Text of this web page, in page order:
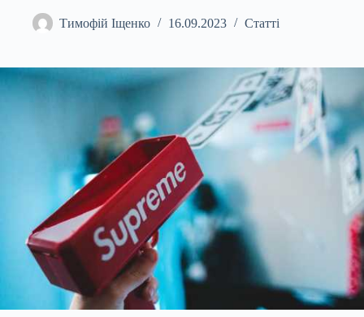
Тимофій Іщенко 16.09.2023 Статті